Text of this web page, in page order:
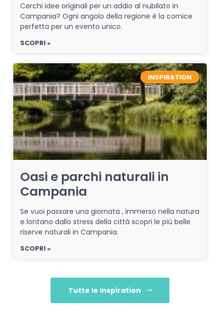
Cerchi idee originali per un addio al nubilato in
Campania? Ogni angolo della regione è la cornice
perfetta per un evento unico.
SCOPRI »
INSPIRATION
Oasi e parchi naturali in
Campania
Se vuoi passare una giornata , immerso nella natura
e lontano dallo stress della città scopri le più belle
riserve naturali in Campania.
SCOPRI »
Tutte le Inspiration